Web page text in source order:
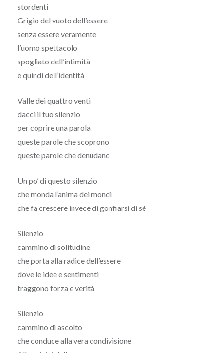
stordenti
Grigio del vuoto dell’essere
senza essere veramente
l’uomo spettacolo
spogliato dell’intimità
e quindi dell’identità
Valle dei quattro venti
dacci il tuo silenzio
per coprire una parola
queste parole che scoprono
queste parole che denudano
Un po’ di questo silenzio
che monda l’anima dei mondi
che fa crescere invece di gonfiarsi di sé
Silenzio
cammino di solitudine
che porta alla radice dell’essere
dove le idee e sentimenti
traggono forza e verità
Silenzio
cammino di ascolto
che conduce alla vera condivisione